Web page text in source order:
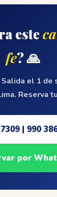
este
fe? 🙏
el 1 de
Reserva
| 990
por